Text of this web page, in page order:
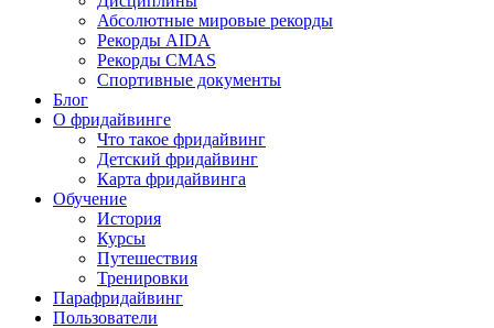
Абсолютные мировые рекорды
Рекорды AIDA
Рекорды CMAS
Спортивные документы
Блог
О фридайвинге
Что такое фридайвинг
Детский фридайвинг
Карта фридайвинга
Обучение
История
Курсы
Путешествия
Тренировки
Парафридайвинг
Пользователи